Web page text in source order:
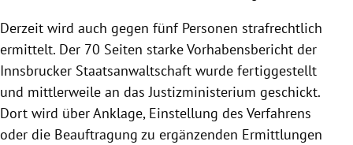
Derzeit wird auch gegen fünf Personen strafrechtlich
ermittelt. Der 70 Seiten starke Vorhabensbericht der
Innsbrucker Staatsanwaltschaft wurde fertiggestellt
und mittlerweile an das Justizministerium geschickt.
Dort wird über Anklage, Einstellung des Verfahrens
oder die Beauftragung zu ergänzenden Ermittlungen